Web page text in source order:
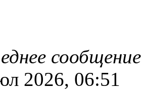
2026, 06:51